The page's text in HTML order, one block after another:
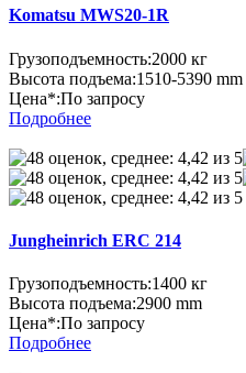
Komatsu MWS20-1R
Грузоподъемность:2000 кг
Высота подъема:1510-5390 mm
Цена*:По запросу
Подробнее
Jungheinrich ERC 214
Грузоподъемность:1400 кг
Высота подъема:2900 mm
Цена*:По запросу
Подробнее